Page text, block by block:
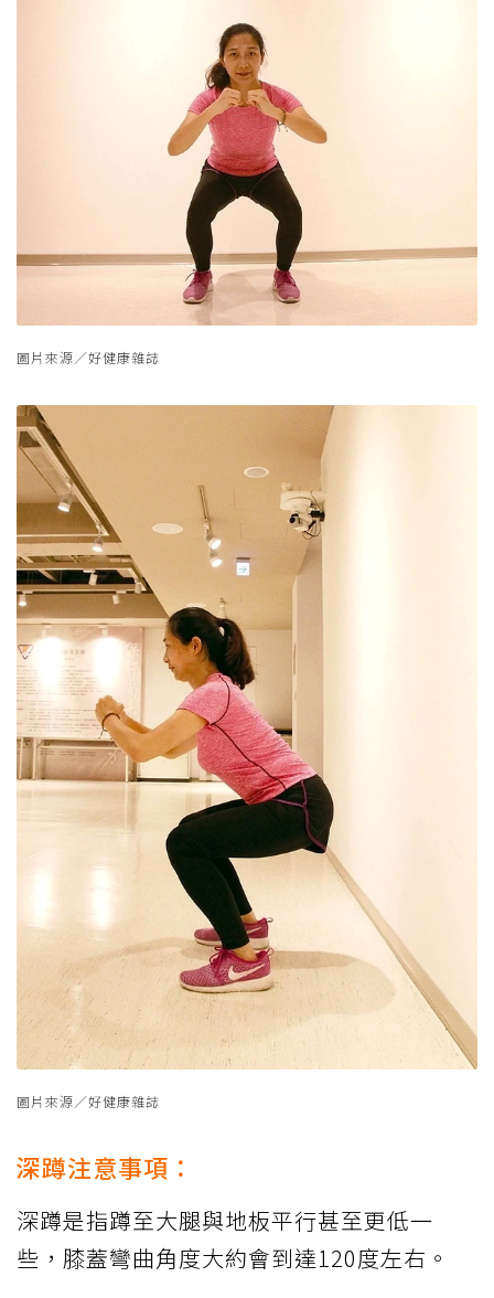
圖片來源／好健康雜誌
圖片來源／好健康雜誌
深蹲注意事項：
深蹲是指蹲至大腿與地板平行甚至更低一
些，膝蓋彎曲角度大約會到達120度左右。